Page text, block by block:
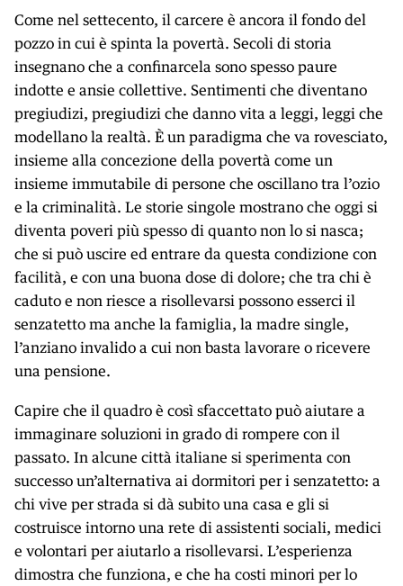
Come nel settecento, il carcere è ancora il fondo del
pozzo in cui è spinta la povertà. Secoli di storia
insegnano che a confinarcela sono spesso paure
indotte e ansie collettive. Sentimenti che diventano
pregiudizi, pregiudizi che danno vita a leggi, leggi che
modellano la realtà. È un paradigma che va rovesciato,
insieme alla concezione della povertà come un
insieme immutabile di persone che oscillano tra l’ozio
e la criminalità. Le storie singole mostrano che oggi si
diventa poveri più spesso di quanto non lo si nasca;
che si può uscire ed entrare da questa condizione con
facilità, e con una buona dose di dolore; che tra chi è
caduto e non riesce a risollevarsi possono esserci il
senzatetto ma anche la famiglia, la madre single,
l’anziano invalido a cui non basta lavorare o ricevere
una pensione.
Capire che il quadro è così sfaccettato può aiutare a
immaginare soluzioni in grado di rompere con il
passato. In alcune città italiane si sperimenta con
successo un’alternativa ai dormitori per i senzatetto: a
chi vive per strada si dà subito una casa e gli si
costruisce intorno una rete di assistenti sociali, medici
e volontari per aiutarlo a risollevarsi. L’esperienza
dimostra che funziona, e che ha costi minori per lo